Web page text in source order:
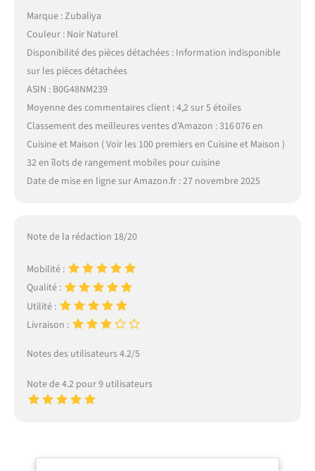
Marque : Zubaliya
Couleur : Noir Naturel
Disponibilité des pièces détachées : Information indisponible
sur les pièces détachées
ASIN : B0G48NM239
Moyenne des commentaires client : 4,2 sur 5 étoiles
Classement des meilleures ventes d’Amazon : 316 076 en
Cuisine et Maison ( Voir les 100 premiers en Cuisine et Maison )
32 en îlots de rangement mobiles pour cuisine
Date de mise en ligne sur Amazon.fr : 27 novembre 2025
Note de la rédaction 18/20
Mobilité :
Qualité :
Utilité :
Livraison :
Notes des utilisateurs 4.2/5
Note de 4.2 pour 9 utilisateurs